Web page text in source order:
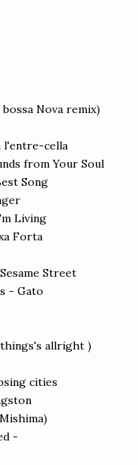
Nova remix)
l'entre-cella
from Your Soul
Song
Living
Forta
Street
- Gato
allright )
cities
-